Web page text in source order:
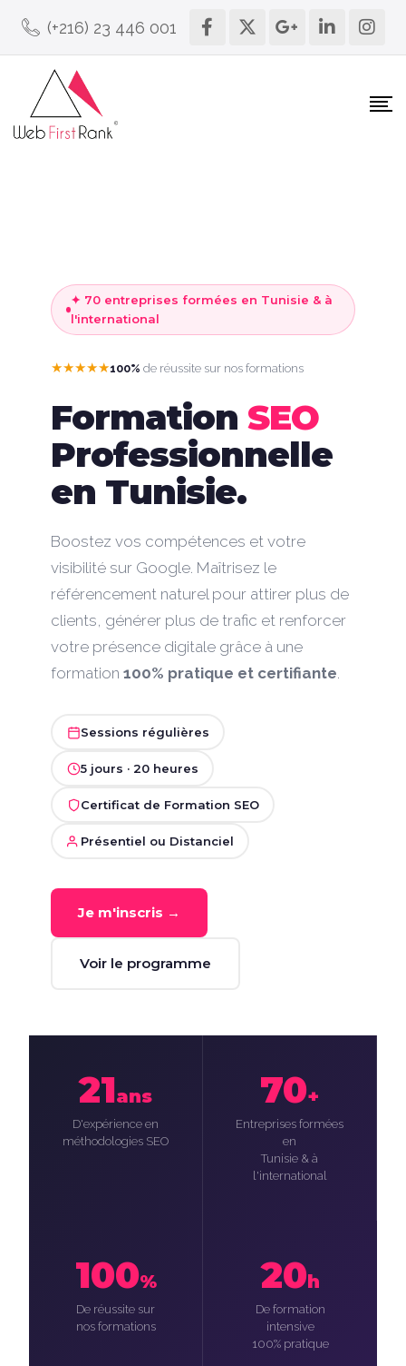
(+216) 23 446 001
✦ 70 entreprises formées en Tunisie & à
l'international
★★★★★100% de réussite sur nos formations
Formation SEO
Professionnelle
en Tunisie.
Boostez vos compétences et votre
visibilité sur Google. Maîtrisez le
référencement naturel pour attirer plus de
clients, générer plus de trafic et renforcer
votre présence digitale grâce à une
formation 100% pratique et certifiante.
Sessions régulières
5 jours · 20 heures
Certificat de Formation SEO
Présentiel ou Distanciel
Je m'inscris →
Voir le programme
21ans
D'expérience en
méthodologies SEO
70+
Entreprises formées
en
Tunisie & à
l'international
100%
De réussite sur
nos formations
20h
De formation
intensive
100% pratique